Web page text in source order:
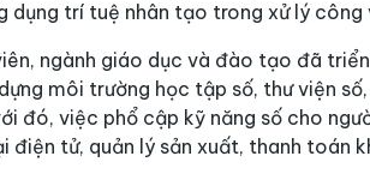
dụng trí tuệ nhân tạo trong xử lý công
ngành giáo dục và đào tạo đã
môi trường học tập số, thư viện
đó, việc phổ cập kỹ năng số cho
điện tử, quản lý sản xuất, thanh toán